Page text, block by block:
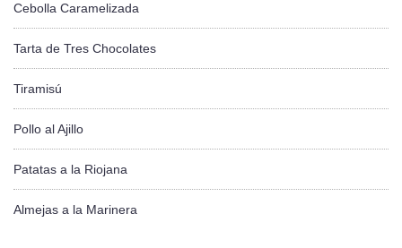
Cebolla Caramelizada
Tarta de Tres Chocolates
Tiramisú
Pollo al Ajillo
Patatas a la Riojana
Almejas a la Marinera